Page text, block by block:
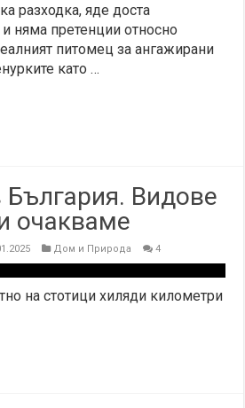
разходка, яде доста
няма претенции относно
питомец за ангажирани
като …
Видове
очакваме
Дом и Природа 4
на стотици хиляди километри